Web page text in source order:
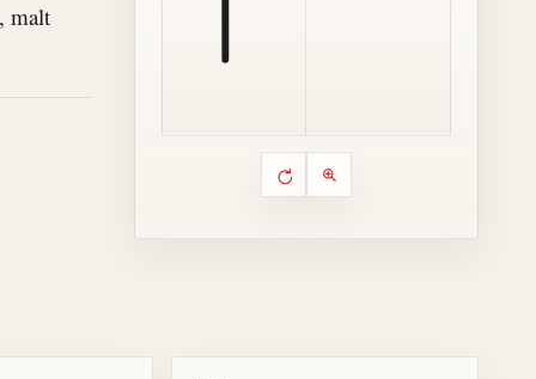
malt
Kontrol animasi urutan
Putar ulang animasi
Perbesar animasi